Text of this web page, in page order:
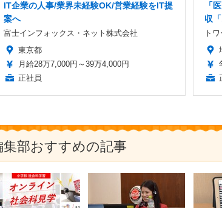
IT企業の人事/業界未経験OK/営業経験をIT提
案へ
富士インフォックス・ネット株式会社
東京都
月給28万7,000円～39万4,000円
正社員
「
収
ト
集部おすすめの記事